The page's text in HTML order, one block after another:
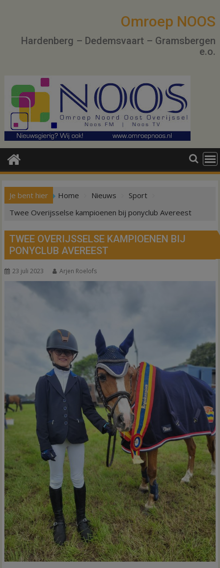
Omroep NOOS
Hardenberg – Dedemsvaart – Gramsbergen
e.o.
Je bent hier Home Nieuws
Sport
Twee Overijsselse kampioenen bij ponyclub Avereest
TWEE OVERIJSSELSE KAMPIOENEN BIJ
PONYCLUB AVEREEST
23 juli 2023 Arjen Roelofs